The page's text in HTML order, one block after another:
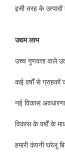
इसी तरह के
उद्यम लाभ
उच्च गुणवत्ता वाले
कई वर्षों से
नई विकास
विकास के वर्षों के
हमारी कंपनी घरेलू